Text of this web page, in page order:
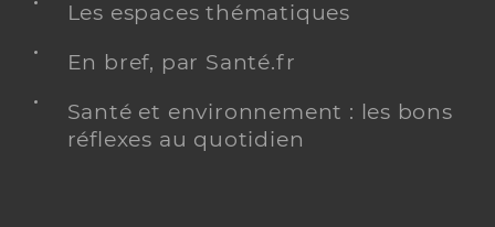
Les espaces thématiques
En bref, par Santé.fr
Santé et environnement : les bons
réflexes au quotidien